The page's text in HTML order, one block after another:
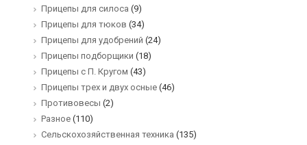
Прицепы для силоса (9)
Прицепы для тюков (34)
Прицепы для удобрений (24)
Прицепы подборщики (18)
Прицепы с П. Кругом (43)
Прицепы трех и двух осные (46)
Противовесы (2)
Разное (110)
Сельскохозяйственная техника (135)